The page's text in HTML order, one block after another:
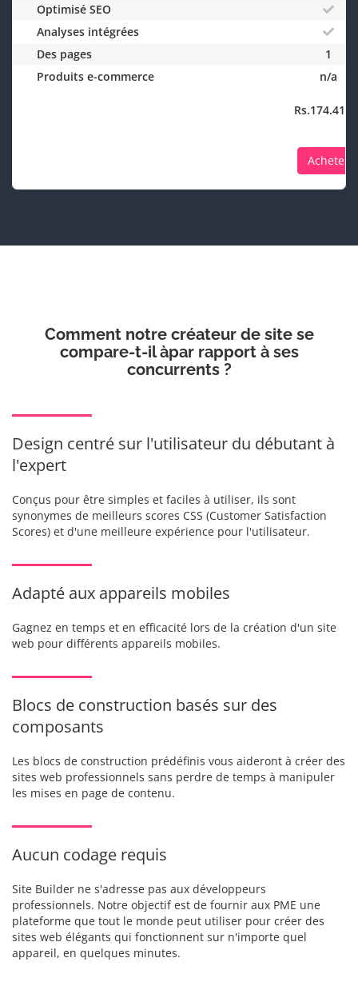
Optimisé SEO
Analyses intégrées
Des pages
1
Produits e-commerce
n/a
Acheter
Comment notre créateur de site se
compare-t-il àpar rapport à ses
concurrents ?
Design centré sur l'utilisateur du débutant à
l'expert
Conçus pour être simples et faciles à utiliser, ils sont
synonymes de meilleurs scores CSS (Customer Satisfaction
Scores) et d'une meilleure expérience pour l'utilisateur.
Adapté aux appareils mobiles
Gagnez en temps et en efficacité lors de la création d'un site
web pour différents appareils mobiles.
Blocs de construction basés sur des
composants
Les blocs de construction prédéfinis vous aideront à créer des
sites web professionnels sans perdre de temps à manipuler
les mises en page de contenu.
Aucun codage requis
Site Builder ne s'adresse pas aux développeurs
professionnels. Notre objectif est de fournir aux PME une
plateforme que tout le monde peut utiliser pour créer des
sites web élégants qui fonctionnent sur n'importe quel
appareil, en quelques minutes.